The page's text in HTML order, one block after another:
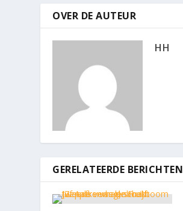
OVER DE AUTEUR
HH
GERELATEERDE BERICHTEN